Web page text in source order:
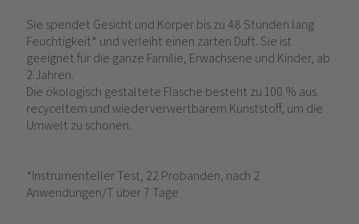
Sie spendet Gesicht und Körper bis zu 48 Stunden lang
Feuchtigkeit* und verleiht einen zarten Duft. Sie ist
geeignet für die ganze Familie, Erwachsene und Kinder, ab
2 Jahren.
Die ökologisch gestaltete Flasche besteht zu 100 % aus
recyceltem und wiederverwertbarem Kunststoff, um die
Umwelt zu schonen.
*Instrumenteller Test, 22 Probanden, nach 2
Anwendungen/T über 7 Tage